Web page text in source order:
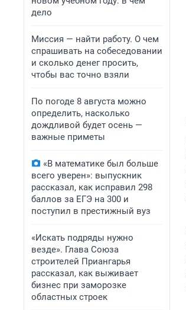
дело
Миссия — найти работу. О чем
спрашивать на собеседовании
и сколько денег просить,
чтобы вас точно взяли
По погоде 8 августа можно
определить, насколько
дождливой будет осень —
важные приметы
«В математике был больше
всего уверен»: выпускник
рассказал, как исправил 298
баллов за ЕГЭ на 300 и
поступил в престижный вуз
«Искать подряды нужно
везде». Глава Союза
строителей Приангарья
рассказал, как выживает
бизнес при заморозке
областных строек